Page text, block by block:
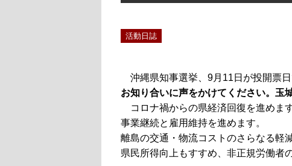
活動日誌
沖縄県知事選挙、9月11日が投開票
お知り合いに声をかけてください。玉
コロナ禍からの県経済回復を進めま
事業継続と雇用維持を進めます。
離島の交通・物流コストのさらなる軽
県民所得向上もすすめ、非正規労働者